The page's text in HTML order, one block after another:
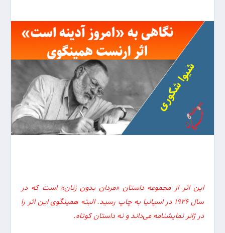
این اثر از مجموعه داستان‌‌ «مردان بدون زنان» است که در
سال ۱۹۲۶ در اسپانیا به چاپ رسید. البته همینگوی این اثر را
در ژانر نمایشنامه می‌داند و نه داستان کوتاه.